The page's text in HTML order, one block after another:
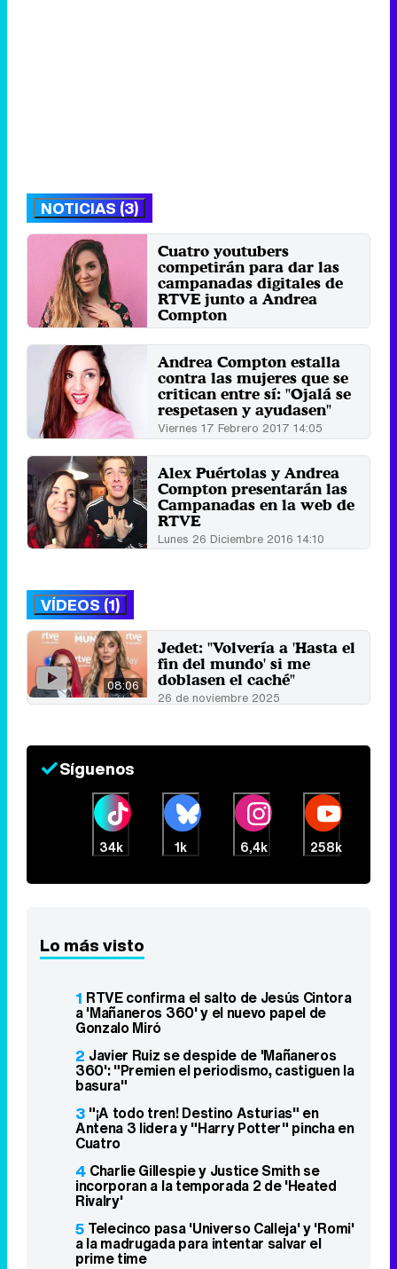
NOTICIAS (3)
Cuatro youtubers
competirán para dar las
campanadas digitales de
RTVE junto a Andrea
Compton
Jueves 21 Diciembre 2017 11:55
Andrea Compton estalla
contra las mujeres que se
critican entre sí: "Ojalá se
respetasen y ayudasen"
Viernes 17 Febrero 2017 14:05
Alex Puértolas y Andrea
Compton presentarán las
Campanadas en la web de
RTVE
Lunes 26 Diciembre 2016 14:10
VÍDEOS (1)
08:06
Jedet: "Volvería a 'Hasta el
fin del mundo' si me
doblasen el caché"
26 de noviembre 2025
Síguenos
34k 1k 6,4k 258k
Lo más visto
1 RTVE confirma el salto de Jesús Cintora
a 'Mañaneros 360' y el nuevo papel de
Gonzalo Miró
2 Javier Ruiz se despide de 'Mañaneros
360': "Premien el periodismo, castiguen la
basura"
3 "¡A todo tren! Destino Asturias" en
Antena 3 lidera y "Harry Potter" pincha en
Cuatro
4 Charlie Gillespie y Justice Smith se
incorporan a la temporada 2 de 'Heated
Rivalry'
5 Telecinco pasa 'Universo Calleja' y 'Romi'
a la madrugada para intentar salvar el
prime time